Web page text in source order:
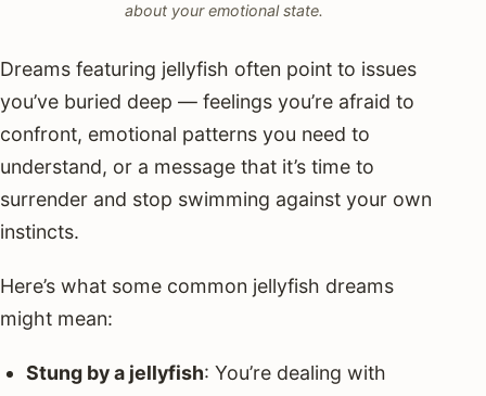
about your emotional state.
Dreams featuring jellyfish often point to issues
you’ve buried deep — feelings you’re afraid to
confront, emotional patterns you need to
understand, or a message that it’s time to
surrender and stop swimming against your own
instincts.
Here’s what some common jellyfish dreams
might mean:
Stung by a jellyfish: You’re dealing with